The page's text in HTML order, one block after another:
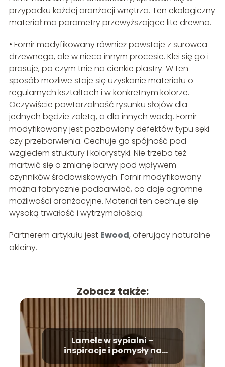
przypadku każdej aranżacji wnętrza. Ten ekologiczny
materiał ma parametry przewyższające lite drewno.
• Fornir modyfikowany również powstaje z surowca
drzewnego, ale w nieco innym procesie. Klei się go i
prasuje, po czym tnie na cienkie plastry. W ten
sposób możliwe staje się uzyskanie materiału o
regularnych kształtach i w konkretnym kolorze.
Oczywiście powtarzalność rysunku słojów dla
jednych będzie zaletą, a dla innych wadą. Fornir
modyfikowany jest pozbawiony defektów typu sęki
czy przebarwienia. Cechuje go spójność pod
względem struktury i kolorystyki. Nie trzeba też
martwić się o zmianę barwy pod wpływem
czynników środowiskowych. Fornir modyfikowany
można fabrycznie podbarwiać, co daje ogromne
możliwości aranżacyjne. Materiał ten cechuje się
wysoką trwałość i wytrzymałością.
Partnerem artykułu jest Ewood, oferujący naturalne
okleiny.
Zobacz także:
Lamele w sypialni –
inspiracje i pomysły na
aranżację